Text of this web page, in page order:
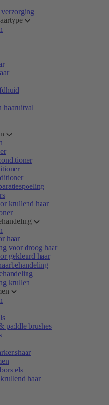
haaruitval
krullend haar
haar
voor droog haar
gekleurd haar
krullen
paddle brushes
haar